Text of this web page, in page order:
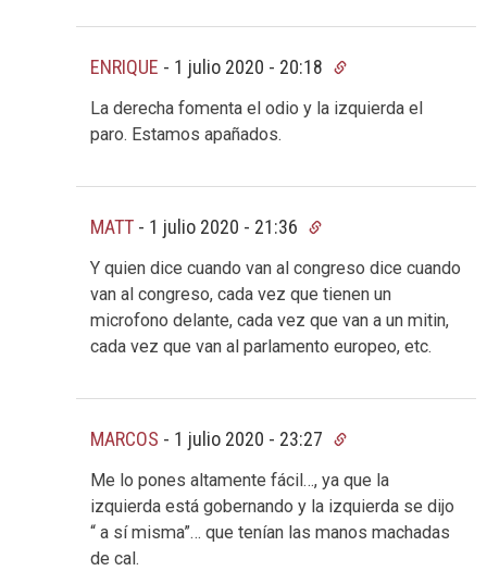
ENRIQUE - 1 julio 2020 - 20:18
La derecha fomenta el odio y la izquierda el
paro. Estamos apañados.
MATT - 1 julio 2020 - 21:36
Y quien dice cuando van al congreso dice cuando
van al congreso, cada vez que tienen un
microfono delante, cada vez que van a un mitin,
cada vez que van al parlamento europeo, etc.
MARCOS - 1 julio 2020 - 23:27
Me lo pones altamente fácil…, ya que la
izquierda está gobernando y la izquierda se dijo
“ a sí misma”… que tenían las manos machadas
de cal.